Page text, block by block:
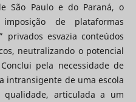
São Paulo e do Paraná, o
de plataformas
privados esvazia conteúdos
neutralizando o potencial
pela necessidade de
intransigente de uma escola
articulada a um